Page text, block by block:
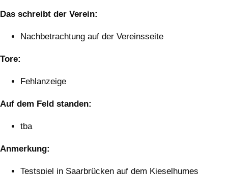
Das schreibt der Verein:
Nachbetrachtung auf der Vereinsseite
Tore:
Fehlanzeige
Auf dem Feld standen:
tba
Anmerkung:
Testspiel in Saarbrücken auf dem Kieselhumes